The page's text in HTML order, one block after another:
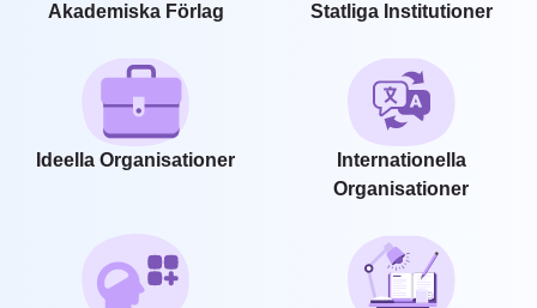
Akademiska Förlag Statliga Institutioner
Ideella Organisationer
Internationella
Organisationer